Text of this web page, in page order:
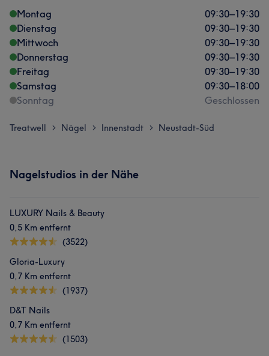
Montag
09:30–19:30
Dienstag
09:30–19:30
Mittwoch
09:30–19:30
Donnerstag
09:30–19:30
Freitag
09:30–19:30
Samstag
09:30–18:00
Sonntag
Geschlossen
Treatwell > Nägel > Innenstadt > Neustadt-Süd
Nagelstudios in der Nähe
LUXURY Nails & Beauty
0,5 Km entfernt
(3522)
Gloria-Luxury
0,7 Km entfernt
(1937)
D&T Nails
0,7 Km entfernt
(1503)